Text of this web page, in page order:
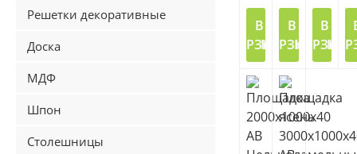
Решетки декоративные
Доска
МДФ
Шпон
Столешницы
В
КОРЗИНУ
В
КОРЗИНУ
В
КОРЗИНУ